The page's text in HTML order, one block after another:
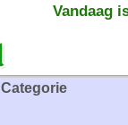
Vandaag
Categorie